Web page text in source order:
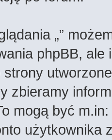
„”
phpBB,
zbieramy
mogą być
użytkownika